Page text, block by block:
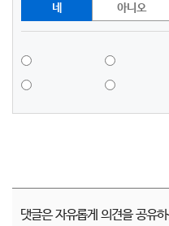
네 아니오
댓글은 자유롭게 의견을 공유